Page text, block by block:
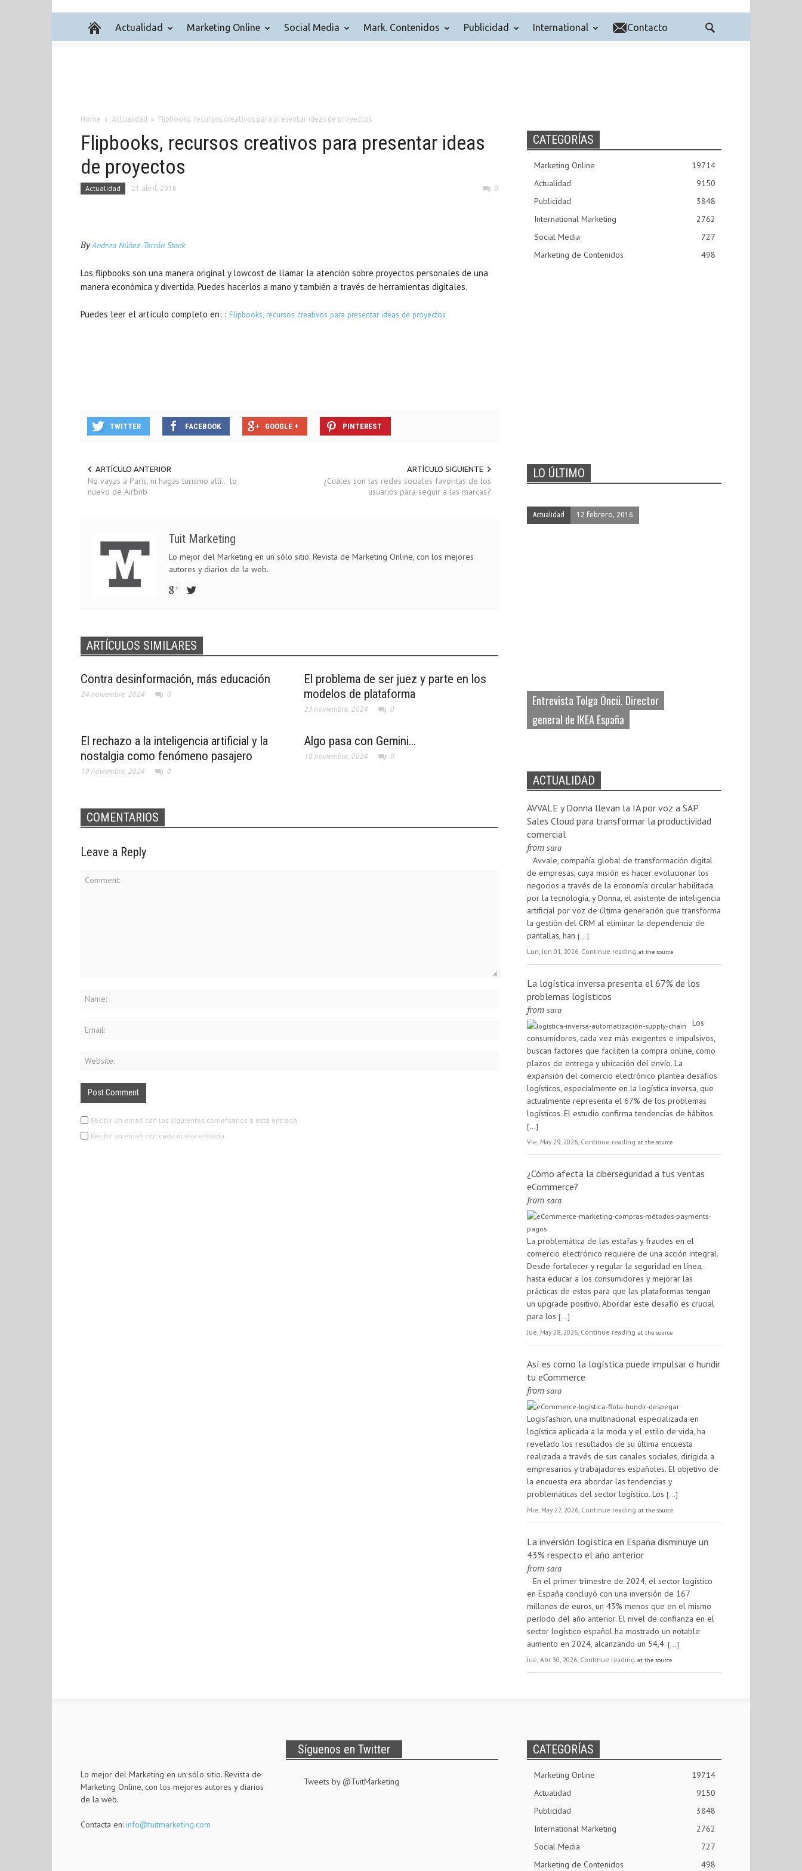
Actualidad Marketing Online Social Media Mark. Contenidos Publicidad International Contacto
Home Actualidad Flipbooks, recursos creativos para presentar ideas de proyectos
Flipbooks, recursos creativos para presentar ideas
de proyectos
Actualidad 21 abril, 2016 0
ByAndrea Núñez-Torrón Stock
Los flipbooks son una manera original y lowcost de llamar la atención sobre proyectos personales de una
manera económica y divertida. Puedes hacerlos a mano y también a través de herramientas digitales.
Puedes leer el artículo completo en: : Flipbooks, recursos creativos para presentar ideas de proyectos
TWITTER FACEBOOK GOOGLE + PINTEREST
ARTÍCULO ANTERIOR
No vayas a París, ni hagas turismo allí… lo
nuevo de Airbnb
ARTÍCULO SIGUIENTE
¿Cuáles son las redes sociales favoritas de los
usuarios para seguir a las marcas?
Tuit Marketing
Lo mejor del Marketing en un sólo sitio. Revista de Marketing Online, con los mejores
autores y diarios de la web.
ARTÍCULOS SIMILARES
Contra desinformación, más educación
24 noviembre, 2024 0
El problema de ser juez y parte en los
modelos de plataforma
23 noviembre, 2024 0
El rechazo a la inteligencia artificial y la
nostalgia como fenómeno pasajero
19 noviembre, 2024 0
Algo pasa con Gemini…
18 noviembre, 2024 0
COMENTARIOS
Leave a Reply
Recibir un email con los siguientes comentarios a esta entrada.
Recibir un email con cada nueva entrada.
CATEGORÍAS
Marketing Online
19714
Actualidad
9150
Publicidad
3848
International Marketing
2762
Social Media
727
Marketing de Contenidos
498
LO ÚLTIMO
Actualidad 12 febrero, 2016
Entrevista Tolga Öncü, Director
general de IKEA España
ACTUALIDAD
AVVALE y Donna llevan la IA por voz a SAP
Sales Cloud para transformar la productividad
comercial
fromsara
Avvale, compañía global de transformación digital
de empresas, cuya misión es hacer evolucionar los
negocios a través de la economía circular habilitada
por la tecnología, y Donna, el asistente de inteligencia
artificial por voz de última generación que transforma
la gestión del CRM al eliminar la dependencia de
pantallas, han [...]
Lun, Jun 01, 2026, Continue reading at the source
La logística inversa presenta el 67% de los
problemas logísticos
fromsara
Los
consumidores, cada vez más exigentes e impulsivos,
buscan factores que faciliten la compra online, como
plazos de entrega y ubicación del envío. La
expansión del comercio electrónico plantea desafíos
logísticos, especialmente en la logística inversa, que
actualmente representa el 67% de los problemas
logísticos. El estudio confirma tendencias de hábitos
[...]
Vie, May 29, 2026, Continue reading at the source
¿Cómo afecta la ciberseguridad a tus ventas
eCommerce?
fromsara
La problemática de las estafas y fraudes en el
comercio electrónico requiere de una acción integral.
Desde fortalecer y regular la seguridad en línea,
hasta educar a los consumidores y mejorar las
prácticas de estos para que las plataformas tengan
un upgrade positivo. Abordar este desafío es crucial
para los [...]
Jue, May 28, 2026, Continue reading at the source
Así es como la logística puede impulsar o hundir
tu eCommerce
fromsara
Logisfashion, una multinacional especializada en
logística aplicada a la moda y el estilo de vida, ha
revelado los resultados de su última encuesta
realizada a través de sus canales sociales, dirigida a
empresarios y trabajadores españoles. El objetivo de
la encuesta era abordar las tendencias y
problemáticas del sector logístico. Los [...]
Mie, May 27, 2026, Continue reading at the source
La inversión logística en España disminuye un
43% respecto el año anterior
fromsara
En el primer trimestre de 2024, el sector logístico
en España concluyó con una inversión de 167
millones de euros, un 43% menos que en el mismo
período del año anterior. El nivel de confianza en el
sector logístico español ha mostrado un notable
aumento en 2024, alcanzando un 54,4. [...]
Jue, Abr 30, 2026, Continue reading at the source
Lo mejor del Marketing en un sólo sitio. Revista de
Marketing Online, con los mejores autores y diarios
de la web.
Contacta en: info@tuitmarketing.com
Síguenos en Twitter
Tweets by @TuitMarketing
CATEGORÍAS
Marketing Online
19714
Actualidad
9150
Publicidad
3848
International Marketing
2762
Social Media
727
Marketing de Contenidos
498